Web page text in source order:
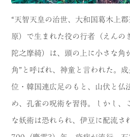
“天智天皇の治世、大和国葛木上
原）で生まれた役の行者（えんの
陀之摩綺）は、頭の上に小さな角
角”と呼ばれ、神童と言われた。
位・韓国連広足のもと、山伏と仏
め、孔雀の呪術を習得。しかし、
な妖術は恐れられ、伊豆に配流さ